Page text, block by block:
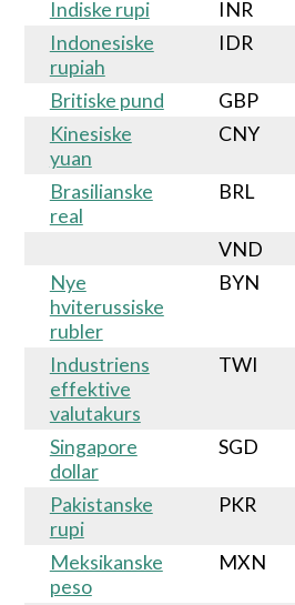
Indiske rupi INR
Indonesiske
rupiah
IDR
Britiske pund GBP
Kinesiske
yuan
CNY
Brasilianske
real
BRL
VND
Nye
hviterussiske
rubler
BYN
Industriens
effektive
valutakurs
TWI
Singapore
dollar
SGD
Pakistanske
rupi
PKR
Meksikanske
peso
MXN